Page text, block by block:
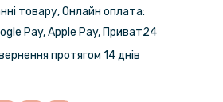
299 грн
товару, Онлайн оплата:
Pay, Apple Pay, Приват24
протягом 14 днів